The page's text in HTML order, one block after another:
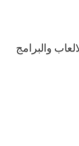
والبرامج